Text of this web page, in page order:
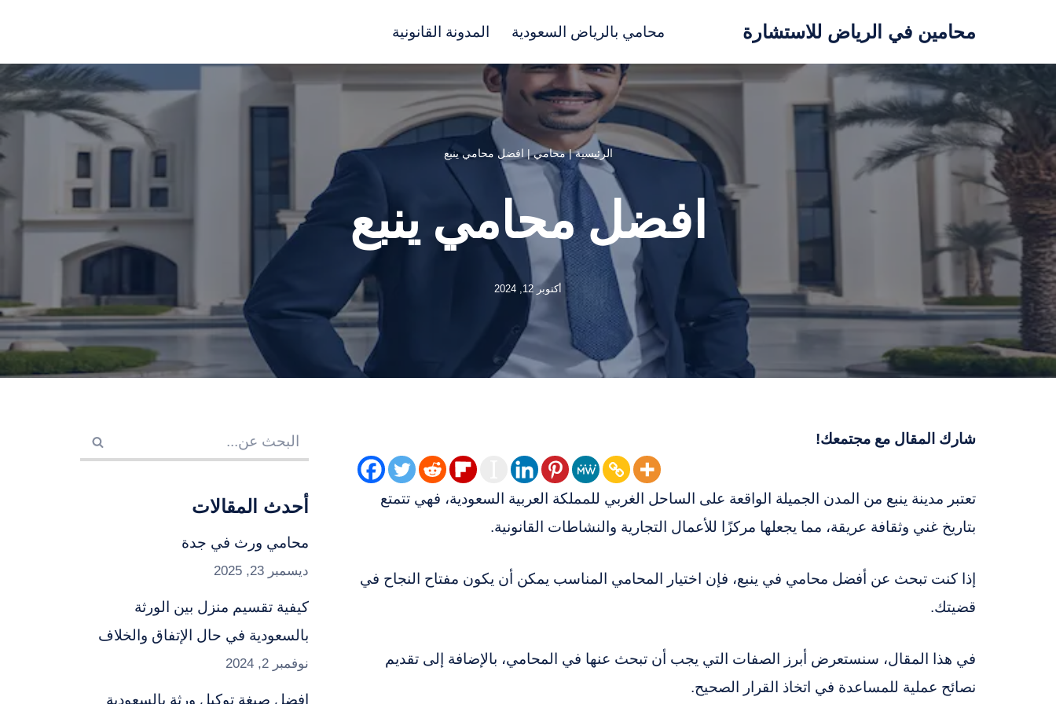
المحتوى
محامين في الرياض للاستشارة محامي بالرياض السعودية المدونة القانونية
الرئيسية|محامي| افضل محامي ينبع
افضل محامي ينبع
أكتوبر 12, 2024
شارك المقال مع مجتمعك!
تعتبر مدينة ينبع من المدن الجميلة الواقعة على الساحل الغربي للمملكة العربية السعودية، فهي تتمتع
بتاريخ غني وثقافة عريقة، مما يجعلها مركزًا للأعمال التجارية والنشاطات القانونية.
إذا كنت تبحث عن أفضل محامي في ينبع، فإن اختيار المحامي المناسب يمكن أن يكون مفتاح النجاح في
قضيتك.
في هذا المقال، سنستعرض أبرز الصفات التي يجب أن تبحث عنها في المحامي، بالإضافة إلى تقديم
نصائح عملية للمساعدة في اتخاذ القرار الصحيح.
أحدث المقالات
محامي ورث في جدة
ديسمبر 23, 2025
كيفية تقسيم منزل بين الورثة
بالسعودية في حال الإتفاق والخلاف
نوفمبر 2, 2024
افضل صيغة توكيل ورثة بالسعودية